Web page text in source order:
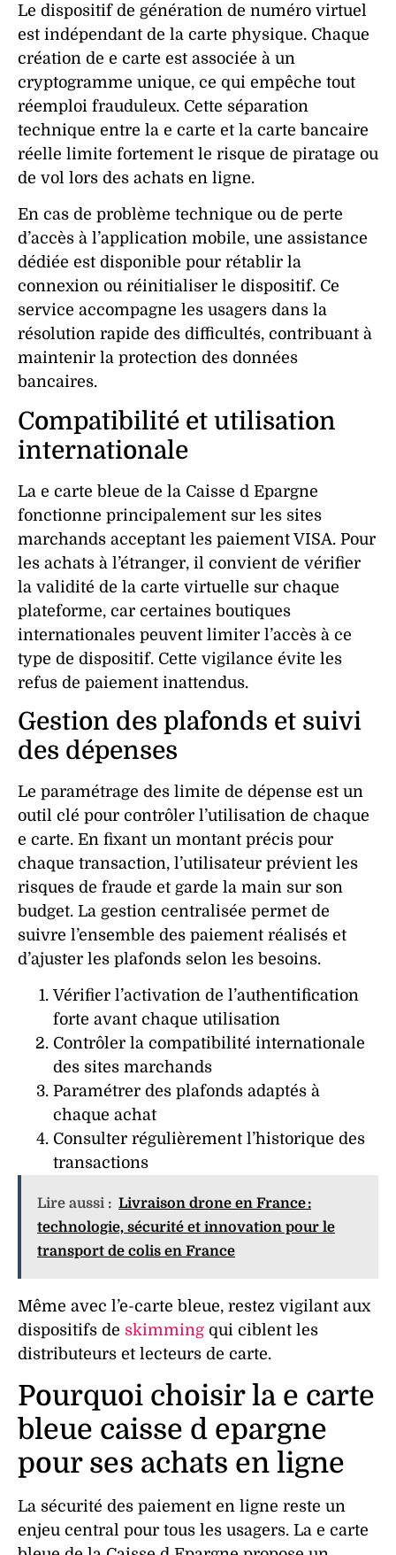
Le dispositifde génération de numéro virtuel
est indépendant de la carte physique. Chaque
création de e carte est associée à un
cryptogramme unique, ce qui empêche tout
réemploi frauduleux. Cette séparation
technique entre la e carte et la carte bancaire
réelle limite fortement le risque de piratage ou
de vol lors des achats en ligne.
En cas de problème technique ou de perte
d’accès à l’application mobile, une assistance
dédiée est disponible pour rétablir la
connexion ou réinitialiser le dispositif. Ce
service accompagne les usagers dans la
résolution rapide des difficultés, contribuant à
maintenir la protection des données
bancaires.
Compatibilité et utilisation
internationale
La e carte bleue de la Caisse d Epargne
fonctionne principalement sur les sites
marchands acceptant les paiementVISA. Pour
les achats à l’étranger, il convient de vérifier
la validité de la carte virtuelle sur chaque
plateforme, car certaines boutiques
internationales peuvent limiter l’accès à ce
type de dispositif. Cette vigilance évite les
refus de paiement inattendus.
Gestion des plafonds et suivi
des dépenses
Le paramétrage des limite de dépense est un
outil clé pour contrôler l’utilisation de chaque
e carte. En fixant un montant précis pour
chaque transaction, l’utilisateur prévient les
risques de fraude et garde la main sur son
budget. La gestion centralisée permet de
suivre l’ensemble des paiement réalisés et
d’ajuster les plafonds selon les besoins.
Vérifier l’activation de l’authentification
forte avant chaque utilisation
Contrôler la compatibilité internationale
des sites marchands
Paramétrer des plafonds adaptés à
chaque achat
Consulter régulièrement l’historique des
transactions
Lire aussi : Livraison drone en France :
technologie, sécurité et innovation pour le
transport de colis en France
Même avec l’e-carte bleue, restez vigilant aux
dispositifs de skimming qui ciblent les
distributeurs et lecteurs de carte.
Pourquoi choisir la e carte
bleue caisse d epargne
pour ses achats en ligne
La sécurité des paiement en ligne reste un
enjeu central pour tous les usagers. La e carte